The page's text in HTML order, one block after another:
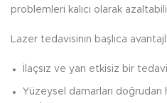
problemleri kalıcı olarak
Lazer tedavisinin başlıca
İlaçsız ve yan etkisiz bir
Yüzeysel damarları doğrudan